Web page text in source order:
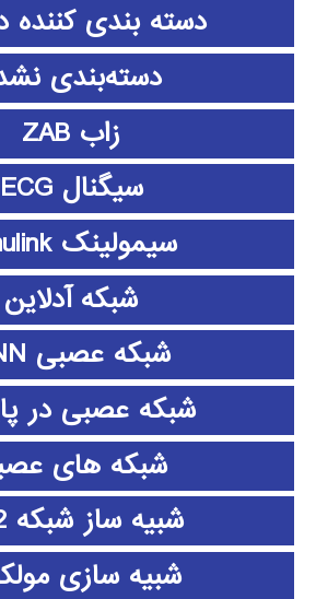
دسته بندی کننده
دسته‌بندی
زاب ZAB
سیگنال ECG
سیمولینک simulink
شبکه آدلاین
شبکه عصبی CNN
شبکه عصبی در
شبکه های
شبیه ساز شبکه NS2
شبیه سازی